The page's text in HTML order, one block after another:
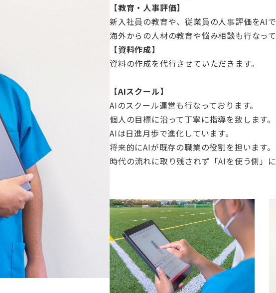
【教育・人事評価】
新入社員の教育や、従業員の人事評価をAIで
海外からの人材の教育や悩み相談も行なって
【資料作成】
資料の作成を代行させていただきます。
【AIスクール】
AIのスクール運営も行なっております。
個人の目標に沿って丁寧に指導を致します。
AIは日進月歩で進化しています。
将来的にAIが既存の職業の役割を担います。
時代の流れに取り残されず「AIを使う側」